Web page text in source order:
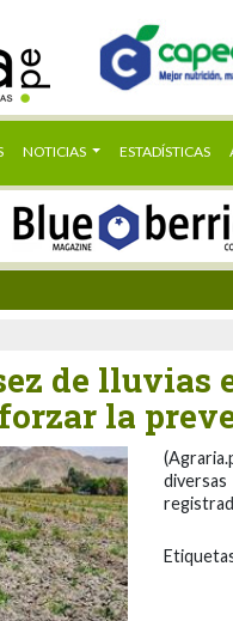
NOTICIAS ESTADÍSTICAS
de lluvias
la